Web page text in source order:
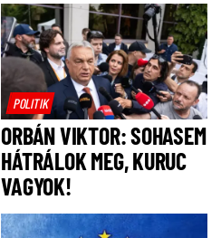
POLITIK
ORBÁN VIKTOR: SOHASEM
HÁTRÁLOK MEG, KURUC
VAGYOK!